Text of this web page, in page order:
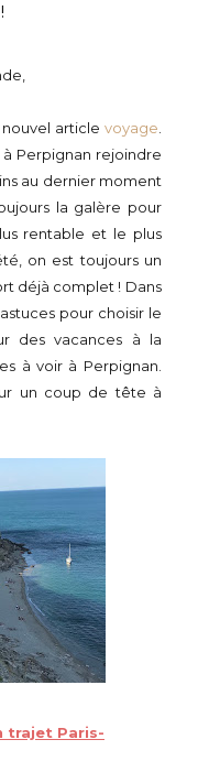
article voyage
Perpignan rejoindre
au dernier moment
la galère pour
rentable et le plus
on est toujours un
déjà complet ! Dans
pour choisir le
des vacances à la
à voir à Perpignan.
un coup de tête à
trajet Paris-